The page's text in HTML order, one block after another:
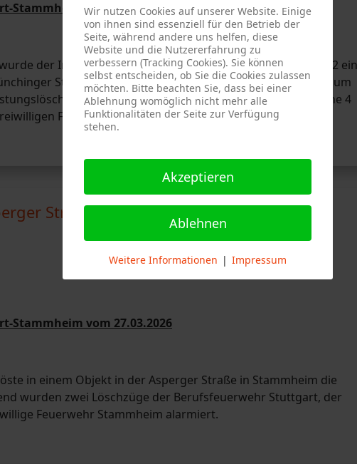
Stammheim vom 11.04.2026
der Integrierten Leitstelle Stuttgart über den Notruf 112 ein
Straße in Stammheim gemeldet. Daraufhin wurden um
(HLF) der Berufsfeuerwehrwache 4
Feuerwehr Stammheim alarmiert.
Straße, Stuttgart-Stammheim
Stammheim vom 27.03.2026
in einem Objekt in der Asperger Straße in Stammheim die
wurden zwei Löschzüge der Berufsfeuerwehr Stuttgart, der
Feuerwehr Stammheim alarmiert.
Wir nutzen Cookies auf unserer Website. Einige
von ihnen sind essenziell für den Betrieb der
Seite, während andere uns helfen, diese
Website und die Nutzererfahrung zu
verbessern (Tracking Cookies). Sie können
selbst entscheiden, ob Sie die Cookies zulassen
möchten. Bitte beachten Sie, dass bei einer
Ablehnung womöglich nicht mehr alle
Funktionalitäten der Seite zur Verfügung
stehen.
Akzeptieren
Ablehnen
Weitere Informationen | Impressum